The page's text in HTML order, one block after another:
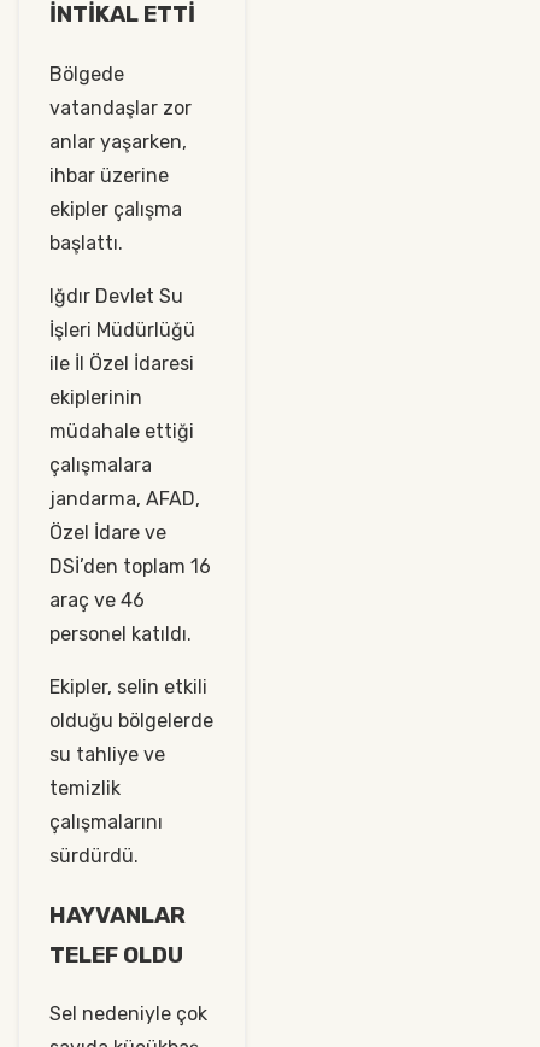
İNTİKAL ETTİ
Bölgede
vatandaşlar zor
anlar yaşarken,
ihbar üzerine
ekipler çalışma
başlattı.
Iğdır Devlet Su
İşleri Müdürlüğü
ile İl Özel İdaresi
ekiplerinin
müdahale ettiği
çalışmalara
jandarma, AFAD,
Özel İdare ve
DSİ’den toplam 16
araç ve 46
personel katıldı.
Ekipler, selin etkili
olduğu bölgelerde
su tahliye ve
temizlik
çalışmalarını
sürdürdü.
HAYVANLAR
TELEF OLDU
Sel nedeniyle çok